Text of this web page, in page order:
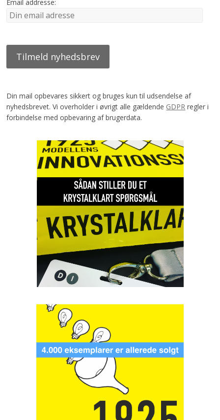
Email addresse:
Din mail opbevares sikkert og bruges kun til udsendelse af
nyhedsbrevet. Vi overholder i øvrigt alle gældende GDPR regler i
forbindelse med opbevaring af brugerdata.